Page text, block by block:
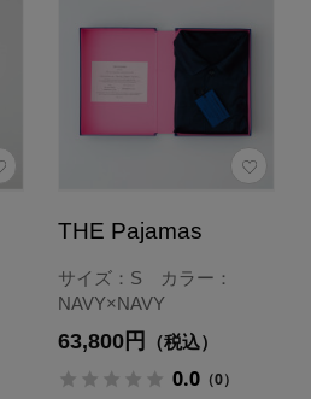
THE Pajamas
サイズ：S カラー：
NAVY×NAVY
63,800円 （税込）
0.0（0）